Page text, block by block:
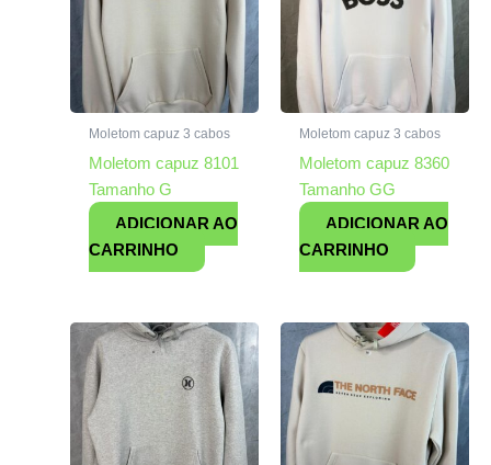
Moletom capuz 3 cabos
Moletom capuz 8101
Tamanho G
ADICIONAR AO
CARRINHO
Moletom capuz 3 cabos
Moletom capuz 8360
Tamanho GG
ADICIONAR AO
CARRINHO